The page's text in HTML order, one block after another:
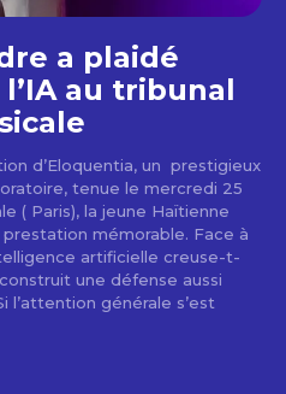
a plaidé
au tribunal
d’Eloquentia, un prestigieux
tenue le mercredi 25
( Paris), la jeune Haïtienne
mémorable. Face à
artificielle creuse-t-
une défense aussi
l’attention générale s’est